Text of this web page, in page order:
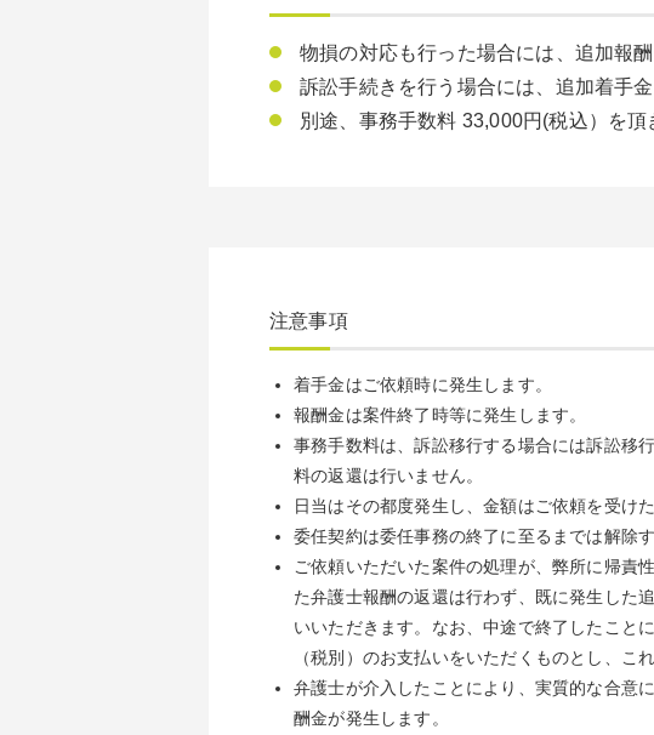
物損の対応も行った場合には、追加報
訴訟手続きを行う場合には、追加着手
別途、事務手数料 33,000円(税込）を頂
注意事項
着手金はご依頼時に発生します。
報酬金は案件終了時等に発生します。
事務手数料は、訴訟移行する場合には訴訟移
料の返還は行いません。
日当はその都度発生し、金額はご依頼を受け
委任契約は委任事務の終了に至るまでは解除
ご依頼いただいた案件の処理が、弊所に帰責
た弁護士報酬の返還は行わず、既に発生した
いいただきます。なお、中途で終了したこと
（税別）のお支払いをいただくものとし、こ
弁護士が介入したことにより、実質的な合意
酬金が発生します。